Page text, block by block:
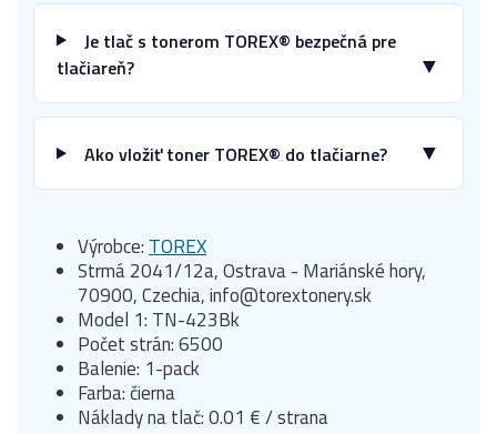
Je tlač s tonerom TOREX® bezpečná pre
tlačiareň?
▼
Ako vložiť toner TOREX® do tlačiarne? ▼
Výrobce:TOREX
Strmá 2041/12a, Ostrava - Mariánské hory,
70900, Czechia, info@torextonery.sk
Model 1: TN-423Bk
Počet strán: 6500
Balenie: 1-pack
Farba: čierna
Náklady na tlač: 0.01 € / strana